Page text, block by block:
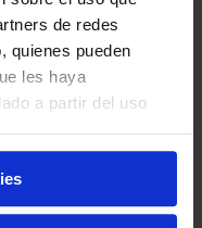
de redes
quienes pueden
les haya
a partir del uso